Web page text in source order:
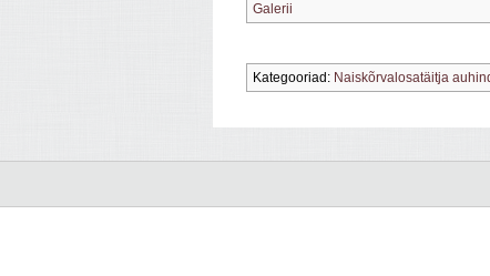
Galerii
Kategooriad: Naiskõrvalosatäitja